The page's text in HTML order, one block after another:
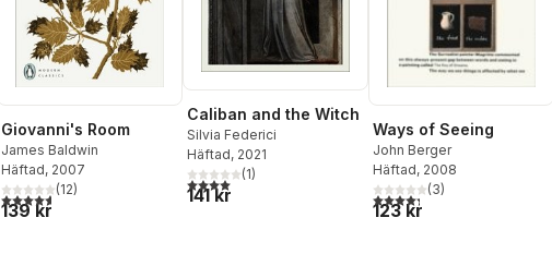
Giovanni's Room
James Baldwin
Häftad, 2007
4,6utav 5 stjärnor. Totalt antal röster:
(12)
139 kr
Caliban and the Witch
Silvia Federici
Häftad, 2021
4,0utav 5 stjärnor. Totalt antal röster:
(1)
141 kr
Ways of Seeing
John Berger
Häftad, 2008
4,3utav 5 stjärnor. Totalt
(3)
123 kr